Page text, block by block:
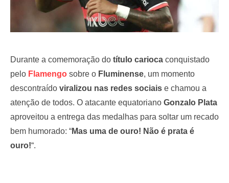
Durante a comemoração do título carioca conquistado
pelo Flamengo sobre o Fluminense, um momento
descontraído viralizou nas redes sociais e chamou a
atenção de todos. O atacante equatoriano Gonzalo Plata
aproveitou a entrega das medalhas para soltar um recado
bem humorado: “Mas uma de ouro! Não é prata é
ouro!“.